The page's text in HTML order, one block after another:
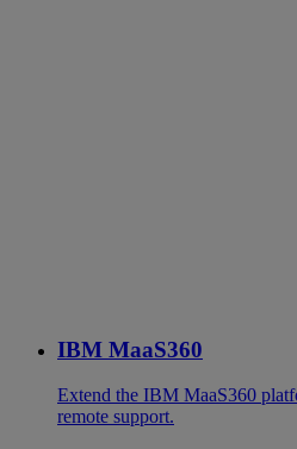
IBM MaaS360
Extend the IBM MaaS360
remote support.